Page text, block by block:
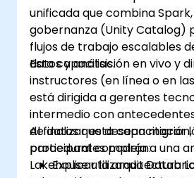
unificada que combina
gobernanza (Unity Catalog)
flujos de trabajo escalables
datos y análisis.
Esta capacitación en vivo y
instructores (en línea o en
está dirigida a gerentes
intermedio con
de datos que desean migrar
procedural compleja a una
Lakehouse utilizando
Al finalizar esta
participantes podrán:
Explicar la arquitectura